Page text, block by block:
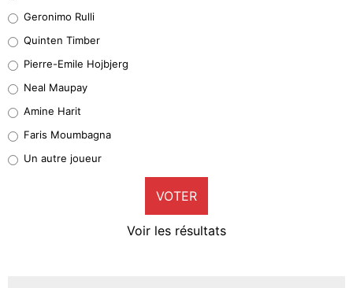
32%
5%
1%
9%
Geronimo Rulli
Quinten Timber
Pierre-Emile Hojbjerg
Neal Maupay
Amine Harit
Faris Moumbagna
Un autre joueur
VOTER
Voir les résultats